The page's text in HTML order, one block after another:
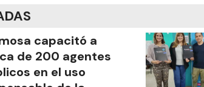
capacitó a
de 200 agentes
en el uso